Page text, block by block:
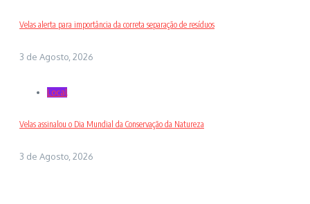
Velas alerta para importância da correta separação de resíduos
3 de Agosto, 2026
Local
Velas assinalou o Dia Mundial da Conservação da Natureza
3 de Agosto, 2026